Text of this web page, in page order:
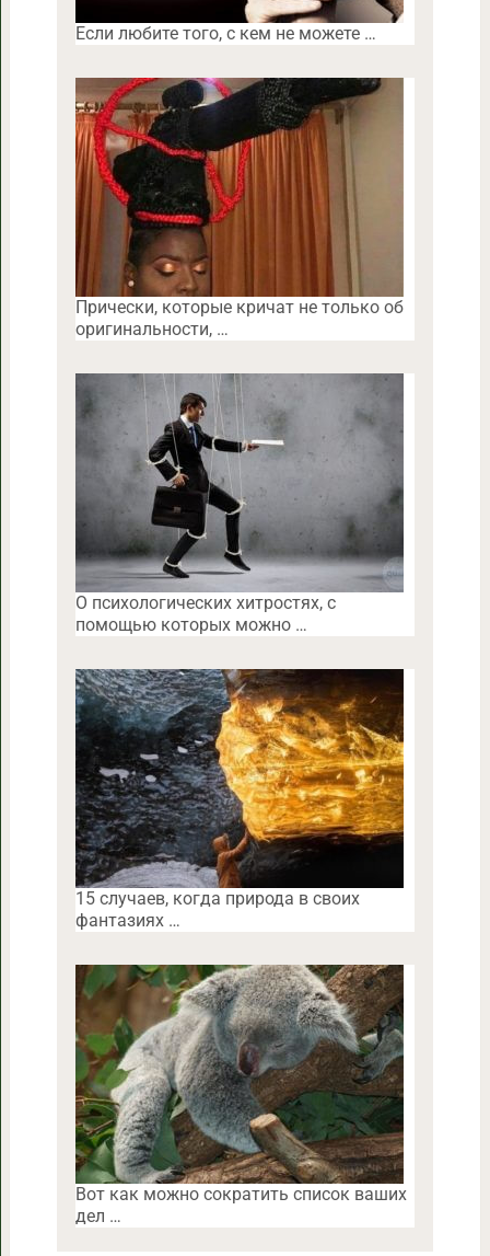
Если любите того, с кем не можете …
Прически, которые кричат не только об
оригинальности, …
O психологических хитростях, с
помощью которых можно …
15 случаев, когда природа в своих
фантазиях …
Вот как можно сократить список ваших
дел …